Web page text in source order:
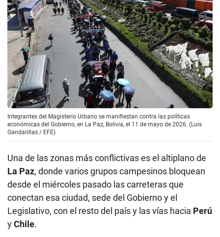
Integrantes del Magisterio Urbano se manifiestan contra las políticas
económicas del Gobierno, en La Paz, Bolivia, el 11 de mayo de 2026. (Luis
Gandarillas / EFE)
Una de las zonas más conflictivas es el altiplano de
La Paz, donde varios grupos campesinos bloquean
desde el miércoles pasado las carreteras que
conectan esa ciudad, sede del Gobierno y el
Legislativo, con el resto del país y las vías hacia Perú
yChile.